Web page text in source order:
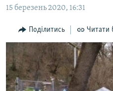
до
навігації
Перейти
до
пошуку
ПОЛІТИКА
БЛОГИ
ПОГЛЯД
ІНТЕРВ'Ю
ВСЕ ЗА ДЕНЬ
15 березень 2020, 16:31
Поділитись Читати